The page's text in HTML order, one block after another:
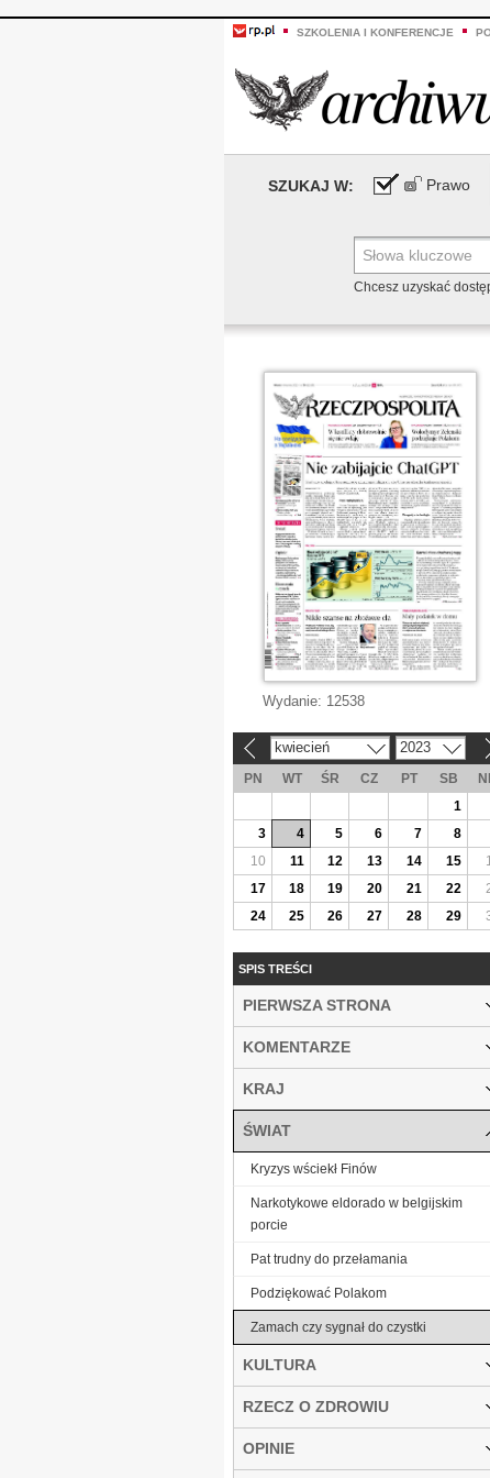
SZKOLENIA I KONFERENCJE
SZUKAJ W: Prawo
Chcesz uzyskać
Wydanie: 12538
kwiecień 2023
PN WT ŚR CZ PT SB
1
3
4 5 6 7 8
10
11 12 13 14 15
17
18 19 20 21 22
24
25 26 27 28 29
SPIS TREŚCI
PIERWSZA STRONA
KOMENTARZE
KRAJ
ŚWIAT
Kryzys wściekł Finów
Narkotykowe eldorado w belgijskim
porcie
Pat trudny do przełamania
Podziękować Polakom
Zamach czy sygnał do czystki
KULTURA
RZECZ O ZDROWIU
OPINIE